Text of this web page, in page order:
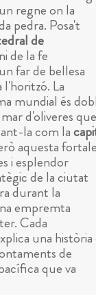
regne on la
pedra. Posa't
de
de la fe
far de bellesa
La
mundial és
d'oliveres que
la com la
aquesta
i esplendor
de la ciutat
durant la
empremta
Cada
una història
de
que va